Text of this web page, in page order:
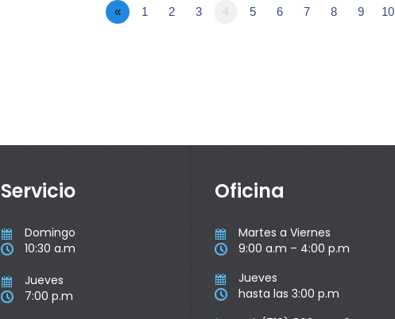
« 1 2 3 4 5 6 7 8 9 10
Servicio
 Domingo
 10:30 a.m
 Jueves
 7:00 p.m
Oficina
 Martes a Viernes
 9:00 a.m – 4:00 p.m
 Jueves
 hasta las 3:00 p.m